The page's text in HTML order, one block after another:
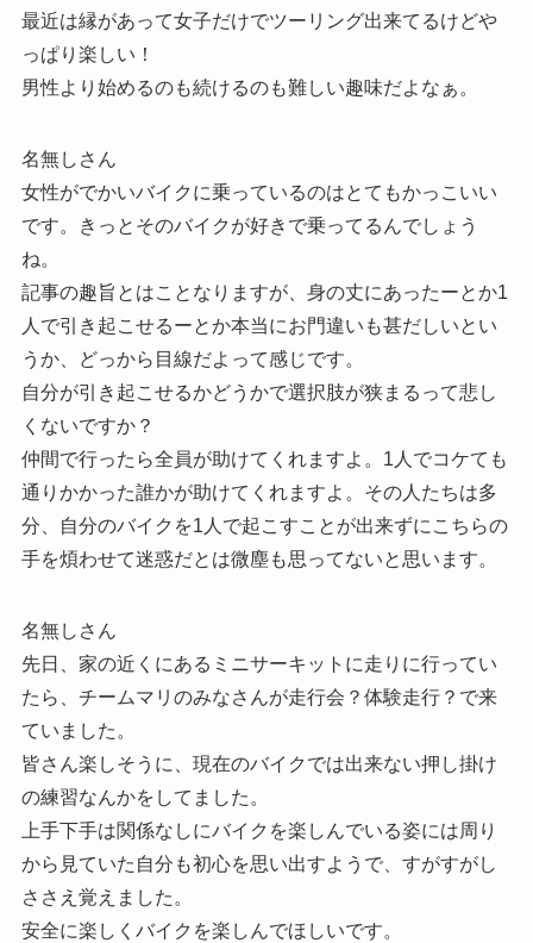
最近は縁があって女子だけでツーリング出来てるけどや
っぱり楽しい！
男性より始めるのも続けるのも難しい趣味だよなぁ。
名無しさん
女性がでかいバイクに乗っているのはとてもかっこいい
です。きっとそのバイクが好きで乗ってるんでしょう
ね。
記事の趣旨とはことなりますが、身の丈にあったーとか1
人で引き起こせるーとか本当にお門違いも甚だしいとい
うか、どっから目線だよって感じです。
自分が引き起こせるかどうかで選択肢が狭まるって悲し
くないですか？
仲間で行ったら全員が助けてくれますよ。1人でコケても
通りかかった誰かが助けてくれますよ。その人たちは多
分、自分のバイクを1人で起こすことが出来ずにこちらの
手を煩わせて迷惑だとは微塵も思ってないと思います。
名無しさん
先日、家の近くにあるミニサーキットに走りに行ってい
たら、チームマリのみなさんが走行会？体験走行？で来
ていました。
皆さん楽しそうに、現在のバイクでは出来ない押し掛け
の練習なんかをしてました。
上手下手は関係なしにバイクを楽しんでいる姿には周り
から見ていた自分も初心を思い出すようで、すがすがし
ささえ覚えました。
安全に楽しくバイクを楽しんでほしいです。